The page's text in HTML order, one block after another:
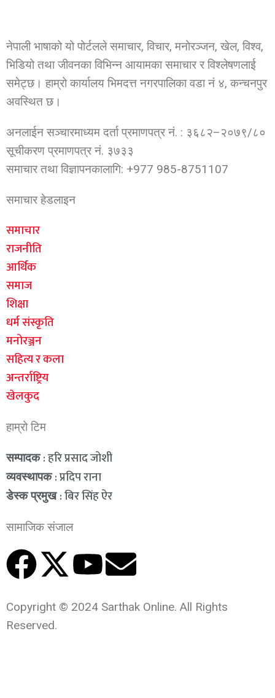
नेपाली भाषाको यो पोर्टलले समाचार, विचार, मनोरञ्जन, खेल, विश्व,
भिडियो तथा जीवनका विभिन्न आयामका समाचार र विश्लेषणलाई
समेट्छ। हाम्रो कार्यालय भिमदत्त नगरपालिका वडा नं ४, कन्चनपुर
अवस्थित छ।
अनलाईन सञ्चारमाध्यम दर्ता प्रमाणपत्र नं. : ३६८२–२०७९/८०
सूचीकरण प्रमाणपत्र नं. ३७३३
समाचार तथा विज्ञापनकालागि: +977 985-8751107
समाचार हेडलाइन
समाचार
राजनीति
आर्थिक
समाज
शिक्षा
धर्म संस्कृति
मनोरञ्जन
सहित्य र कला
अन्तर्राष्ट्रिय
खेलकुद
हाम्रो टिम
सम्पादक: हरि प्रसाद जोशी
व्यवस्थापक: प्रदिप राना
डेस्क प्रमुख : बिर सिंह ऐर
सामाजिक संजाल
Copyright © 2024 Sarthak Online. All Rights
Reserved.